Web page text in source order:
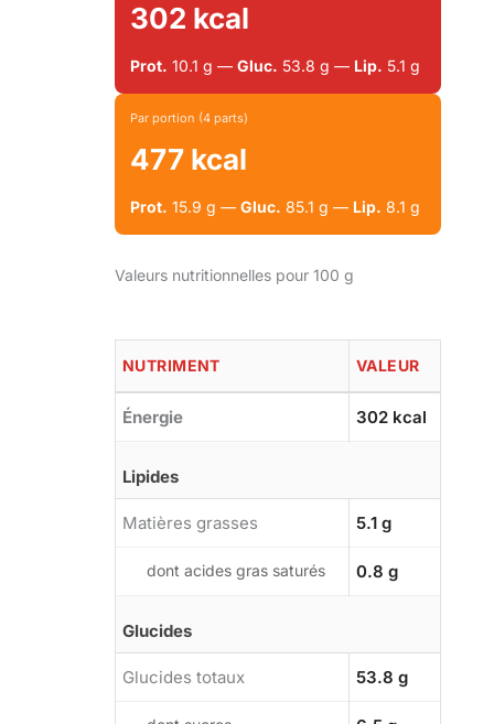
302 kcal
Prot. 10.1 g — Gluc. 53.8 g — Lip. 5.1 g
Par portion (4 parts)
477 kcal
Prot. 15.9 g — Gluc. 85.1 g — Lip. 8.1 g
Valeurs nutritionnelles pour 100 g
NUTRIMENT VALEUR
Énergie 302 kcal
Lipides
Matières grasses 5.1 g
dont acides gras saturés 0.8 g
Glucides
Glucides totaux 53.8 g